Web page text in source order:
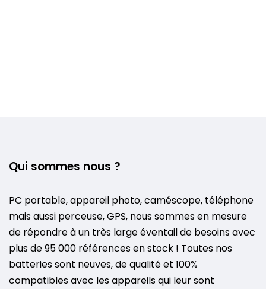
Qui sommes nous ?
PC portable, appareil photo, caméscope, téléphone
mais aussi perceuse, GPS, nous sommes en mesure
de répondre à un très large éventail de besoins avec
plus de 95 000 références en stock ! Toutes nos
batteries sont neuves, de qualité et 100%
compatibles avec les appareils qui leur sont